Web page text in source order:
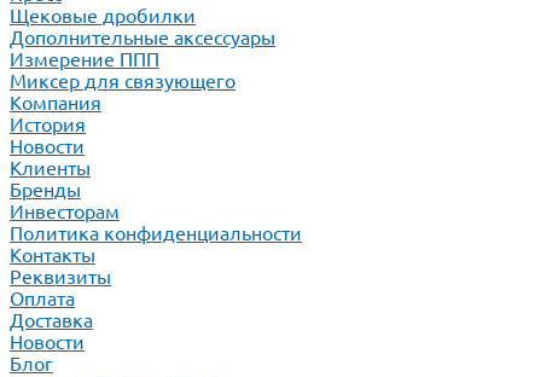
Щековые дробилки
Дополнительные аксессуары
Измерение ППП
Миксер для связующего
Компания
История
Новости
Клиенты
Бренды
Инвесторам
Политика конфиденциальности
Контакты
Реквизиты
Оплата
Доставка
Новости
Блог